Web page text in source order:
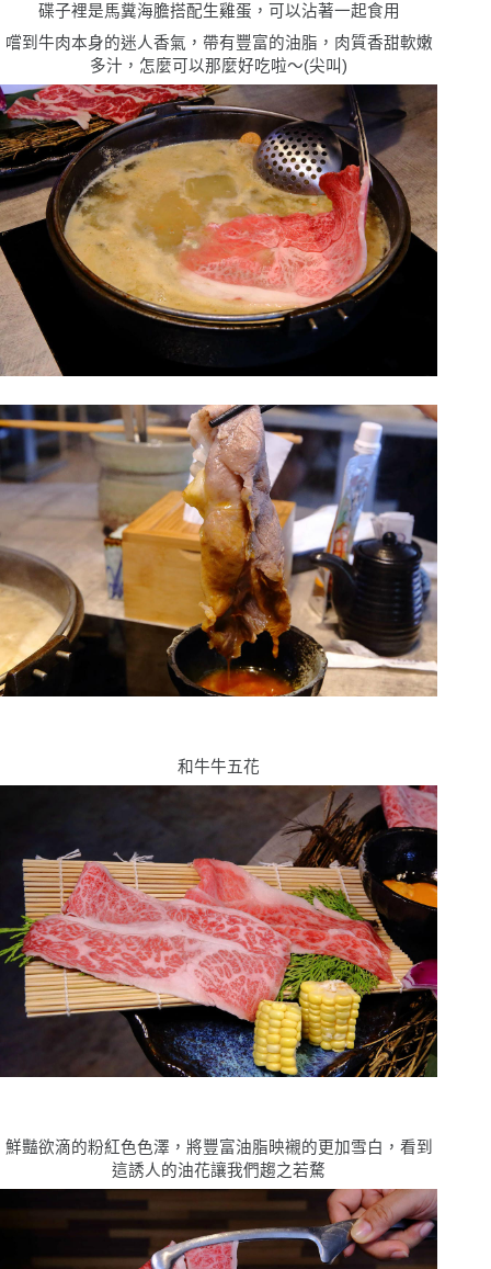
碟子裡是馬糞海膽搭配生雞蛋，可以沾著一起食用
嚐到牛肉本身的迷人香氣，帶有豐富的油脂，肉質香甜軟嫩
多汁，怎麼可以那麼好吃啦〜(尖叫)
和牛牛五花
鮮豔欲滴的粉紅色色澤，將豐富油脂映襯的更加雪白，看到
這誘人的油花讓我們趨之若騖